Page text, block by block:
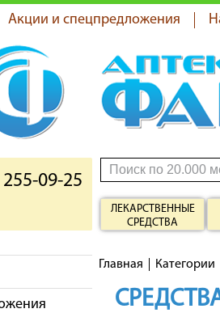
Акции и спецпредложения
09-25
ЛЕКАРСТВЕННЫЕ
СРЕДСТВА
Главная Категории